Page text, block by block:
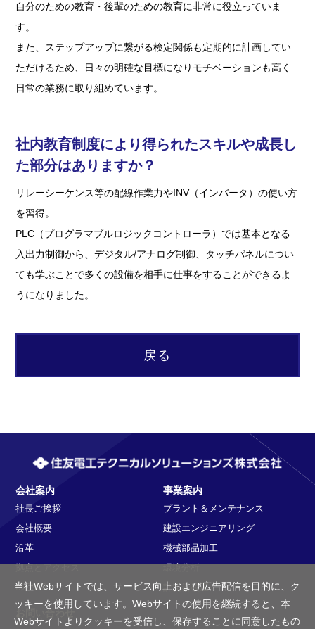
自分のための教育・後輩のための教育に非常に役立っていま
す。
また、ステップアップに繋がる検定関係も定期的に計画してい
ただけるため、日々の明確な目標になりモチベーションも高く
日常の業務に取り組めています。
社内教育制度により得られたスキルや成長し
た部分はありますか？
リレーシーケンス等の配線作業力やINV（インバータ）の使い方
を習得。
PLC（プログラマブルロジックコントローラ）では基本となる
入出力制御から、デジタル/アナログ制御、タッチパネルについ
ても学ぶことで多くの設備を相手に仕事をすることができるよ
うになりました。
戻る
会社案内
社長ご挨拶
会社概要
沿革
ISO9001
事業案内
プラント＆メンテナンス
建設エンジニアリング
機械部品加工
計測器校正
お問い合わせ
当社Webサイトでは、サービス向上および広告配信を目的に、ク
ッキーを使用しています。Webサイトの使用を継続すると、本
Webサイトよりクッキーを受信し、保存することに同意したもの